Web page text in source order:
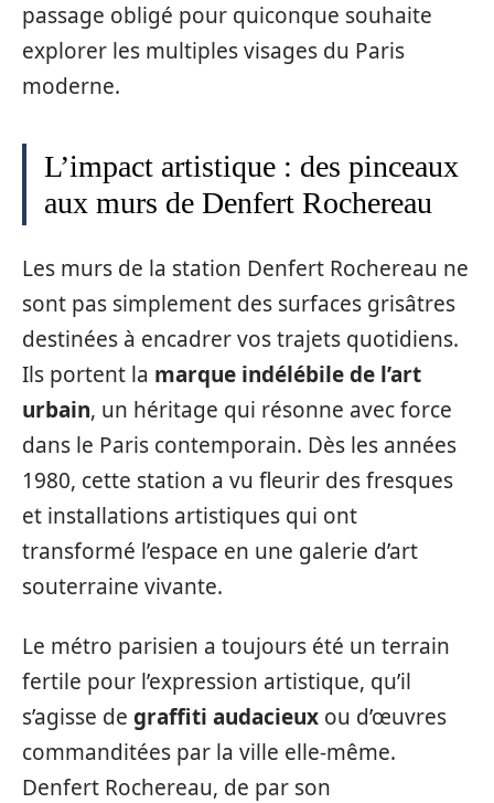
passage obligé pour quiconque souhaite
explorer les multiples visages du Paris
moderne.
L’impact artistique : des pinceaux
aux murs de Denfert Rochereau
Les murs de la station Denfert Rochereau ne
sont pas simplement des surfaces grisâtres
destinées à encadrer vos trajets quotidiens.
Ils portent la marque indélébile de l’art
urbain, un héritage qui résonne avec force
dans le Paris contemporain. Dès les années
1980, cette station a vu fleurir des fresques
et installations artistiques qui ont
transformé l’espace en une galerie d’art
souterraine vivante.
Le métro parisien a toujours été un terrain
fertile pour l’expression artistique, qu’il
s’agisse de graffiti audacieux ou d’œuvres
commanditées par la ville elle-même.
Denfert Rochereau, de par son